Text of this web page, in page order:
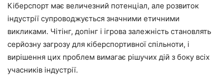
Кіберспорт має величезний потенціал, але розвиток
індустрії супроводжується значними етичними
викликами. Чітінг, допінг і ігрова залежність становлять
серйозну загрозу для кіберспортивної спільноти, і
вирішення цих проблем вимагає рішучих дій з боку всіх
учасників індустрії.